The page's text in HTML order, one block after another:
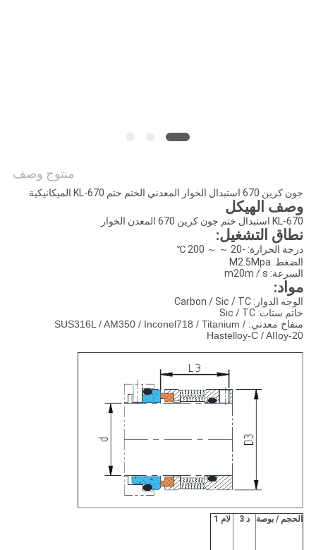
منتوج وصف
جون كرين 670 استبدال الخوار المعدني الختم ختم KL-670 الميكانيكية
وصف الهيكل
KL-670 استبدال ختم جون كرين 670 المعدن الخوار
نطاق التشغيل:
درجة الحرارة: -20 ～ ～ 200 ℃
الضغط: M2.5Mpa
السرعة: m20m / s
مواد:
الوجه الدوار: Carbon / Sic / TC
خاتم ستات: Sic / TC
منفاخ معدني: SUS316L / AM350 / Inconel718 / Titanium /
Hastelloy-C / AIIoy-20
الحجم / بوصة د 3 لام 1